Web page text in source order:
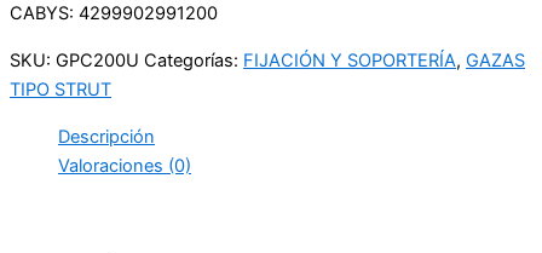
CABYS: 4299902991200
SKU: GPC200U Categorías: FIJACIÓN Y SOPORTERÍA, GAZAS
TIPO STRUT
Descripción
Valoraciones (0)